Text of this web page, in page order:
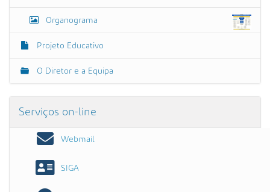
Organograma
Projeto Educativo
O Diretor e a Equipa
Serviços on-line
Webmail
SIGA